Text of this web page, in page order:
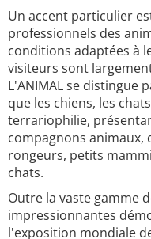
Un accent particulier
professionnels des
conditions adaptées à
visiteurs sont
L'ANIMAL se distingue
que les chiens, les
terrariophilie,
compagnons animaux,
rongeurs, petits
chats.
Outre la vaste gamme
impressionnantes
l'exposition mondiale